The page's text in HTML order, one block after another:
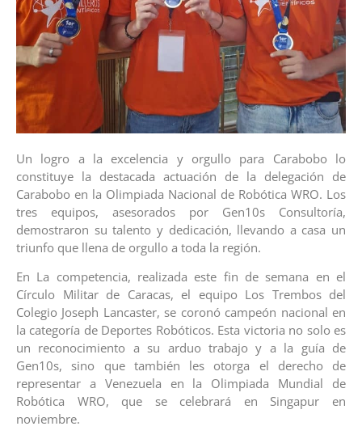
Un logro a la excelencia y orgullo para Carabobo lo
constituye la destacada actuación de la delegación de
Carabobo en la Olimpiada Nacional de Robótica WRO. Los
tres equipos, asesorados por Gen10s Consultoría,
demostraron su talento y dedicación, llevando a casa un
triunfo que llena de orgullo a toda la región.
En La competencia, realizada este fin de semana en el
Círculo Militar de Caracas, el equipo Los Trembos del
Colegio Joseph Lancaster, se coronó campeón nacional en
la categoría de Deportes Robóticos. Esta victoria no solo es
un reconocimiento a su arduo trabajo y a la guía de
Gen10s, sino que también les otorga el derecho de
representar a Venezuela en la Olimpiada Mundial de
Robótica WRO, que se celebrará en Singapur en
noviembre.